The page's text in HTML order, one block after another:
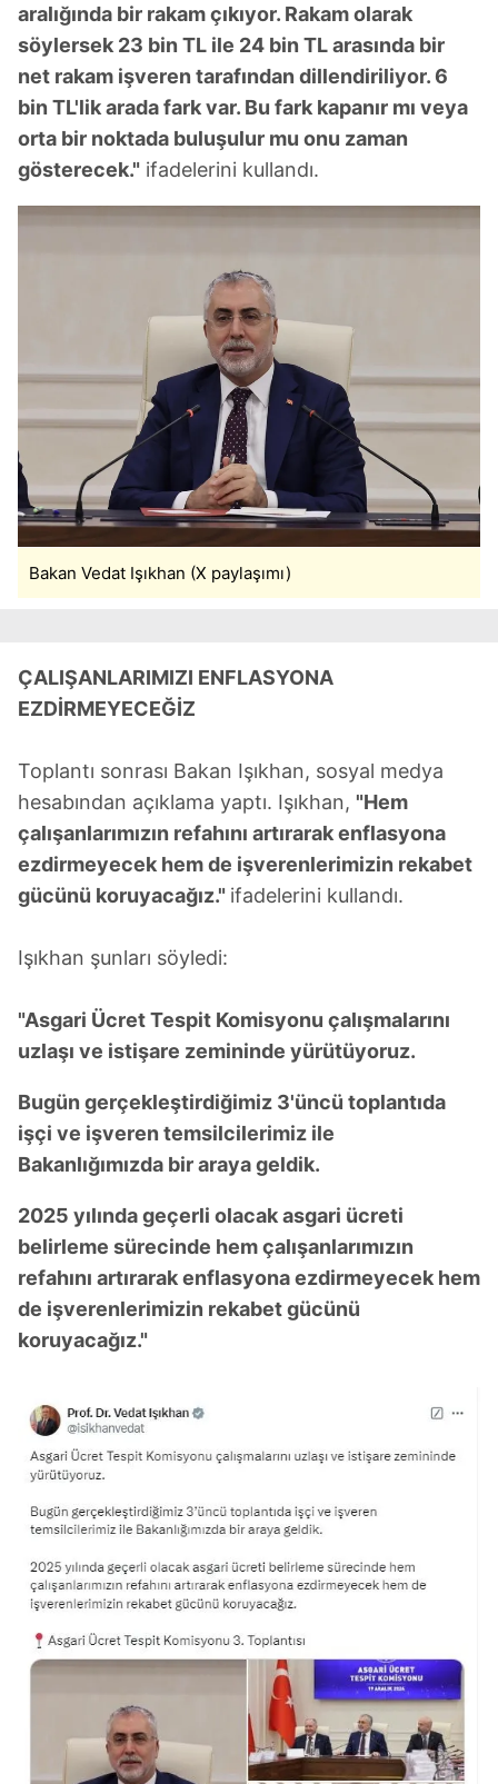
aralığında bir rakam çıkıyor. Rakam olarak
söylersek 23 bin TL ile 24 bin TL arasında bir
net rakam işveren tarafından dillendiriliyor. 6
bin TL'lik arada fark var. Bu fark kapanır mı veya
orta bir noktada buluşulur mu onu zaman
gösterecek." ifadelerini kullandı.
Bakan Vedat Işıkhan (X paylaşımı)
ÇALIŞANLARIMIZI ENFLASYONA
EZDİRMEYECEĞİZ
Toplantı sonrası Bakan Işıkhan, sosyal medya
hesabından açıklama yaptı. Işıkhan, "Hem
çalışanlarımızın refahını artırarak enflasyona
ezdirmeyecek hem de işverenlerimizin rekabet
gücünü koruyacağız." ifadelerini kullandı.
Işıkhan şunları söyledi:
"Asgari Ücret Tespit Komisyonu çalışmalarını
uzlaşı ve istişare zemininde yürütüyoruz.
Bugün gerçekleştirdiğimiz 3'üncü toplantıda
işçi ve işveren temsilcilerimiz ile
Bakanlığımızda bir araya geldik.
2025 yılında geçerli olacak asgari ücreti
belirleme sürecinde hem çalışanlarımızın
refahını artırarak enflasyona ezdirmeyecek hem
de işverenlerimizin rekabet gücünü
koruyacağız."